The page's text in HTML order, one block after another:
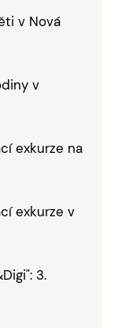
v Nová
v
exkurze na
exkurze v
3.